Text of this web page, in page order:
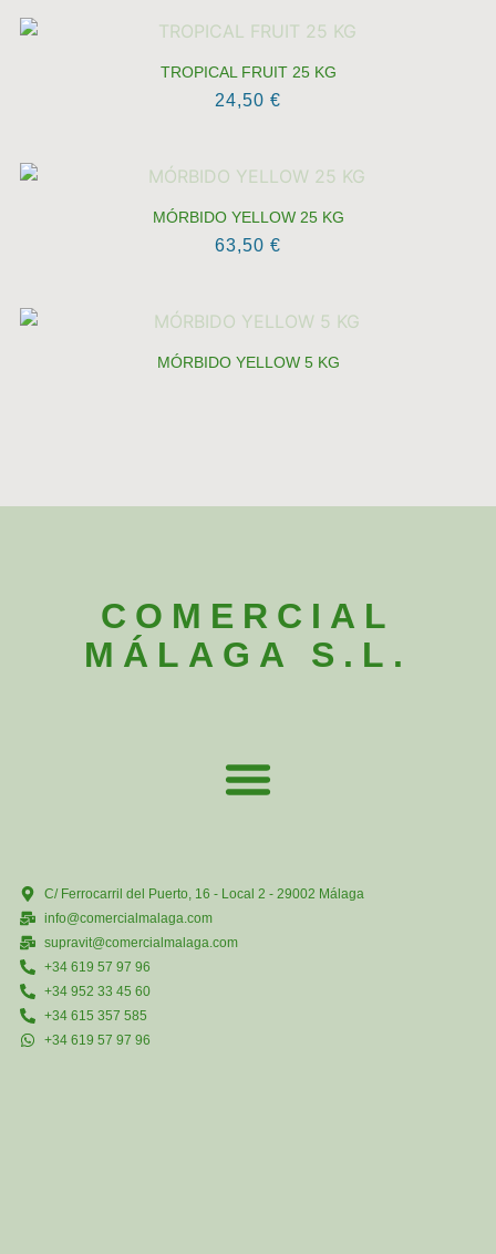
TROPICAL FRUIT 25 KG
24,50 €
MÓRBIDO YELLOW 25 KG
63,50 €
MÓRBIDO YELLOW 5 KG
COMERCIAL
MÁLAGA S.L.
C/ Ferrocarril del Puerto, 16 - Local 2 - 29002 Málaga
info@comercialmalaga.com
supravit@comercialmalaga.com
+34 619 57 97 96
+34 952 33 45 60
+34 615 357 585
+34 619 57 97 96